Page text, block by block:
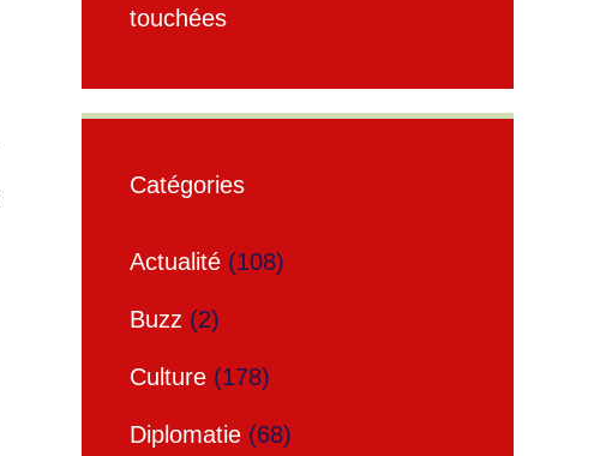
touchées
Catégories
Actualité (108)
Buzz (2)
Culture (178)
Diplomatie (68)